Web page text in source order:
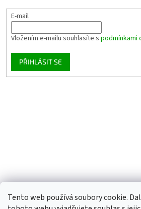
Tento web používá soubory cookie.
E-mail
Vložením e-mailu souhlasíte s podmínkami
PŘIHLÁSIT SE